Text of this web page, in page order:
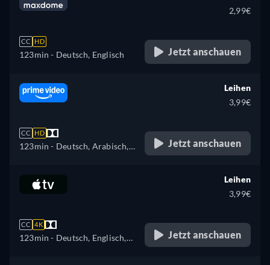
CC HD
123min - Deutsch, Englisch
2,99€
Jetzt anschauen
CC HD
123min - Deutsch, Arabisch,
Ungarisch, Italienisch,
Portugiesisch, Türkisch
Leihen
3,99€
Jetzt anschauen
CC 4K
123min - Deutsch, Englisch,
Leihen
3,99€
Jetzt anschauen